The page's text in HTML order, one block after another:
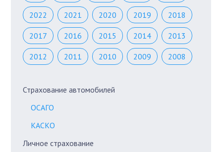
2022 2021 2020 2019 2018
2017 2016 2015 2014 2013
2012 2011 2010 2009 2008
Страхование автомобилей
ОСАГО
КАСКО
Личное страхование